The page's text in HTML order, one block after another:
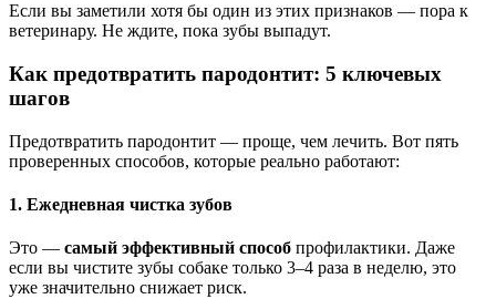
Если вы заметили хотя бы один из этих признаков — пора к
ветеринару. Не ждите, пока зубы выпадут.
Как предотвратить пародонтит: 5 ключевых
шагов
Предотвратить пародонтит — проще, чем лечить. Вот пять
проверенных способов, которые реально работают:
1. Ежедневная чистка зубов
Это — самый эффективный способ профилактики. Даже
если вы чистите зубы собаке только 3–4 раза в неделю, это
уже значительно снижает риск.